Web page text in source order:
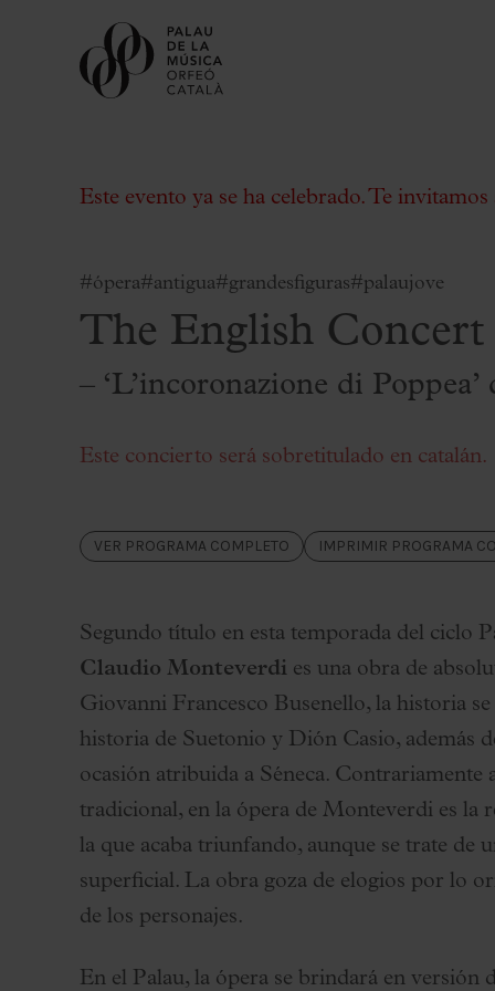
Comprar entradas
Regala Palau
Temporada 2026-2027
Aula Palau
Descuentos y promociones
Programas de mano
Condiciones y normativa
Este evento ya se ha celebrado. Te
#ópera#antigua#grandesfiguras#palaujove
The English
– ‘L’incoronazione di
Este concierto será sobretitulado en catalán.
VER PROGRAMA COMPLETO IMPRIMIR PROGRAMA
Segundo título en esta temporada del ciclo
Claudio Monteverdi es una obra de
Giovanni Francesco Busenello, la historia
historia de Suetonio y Dión Casio, además
ocasión atribuida a Séneca.
tradicional, en la ópera de Monteverdi es
la que acaba triunfando, aunque se trate
superficial. La obra goza de elogios por lo
de los personajes.
En el Palau, la ópera se brindará en versión